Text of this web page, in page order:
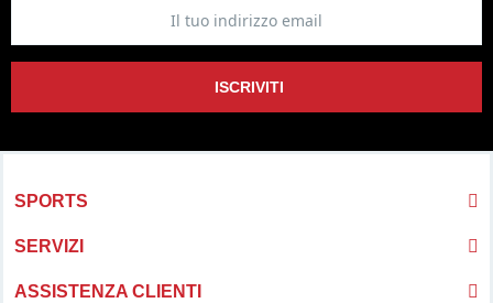
ISCRIVITI
SPORTS
SERVIZI
ASSISTENZA CLIENTI